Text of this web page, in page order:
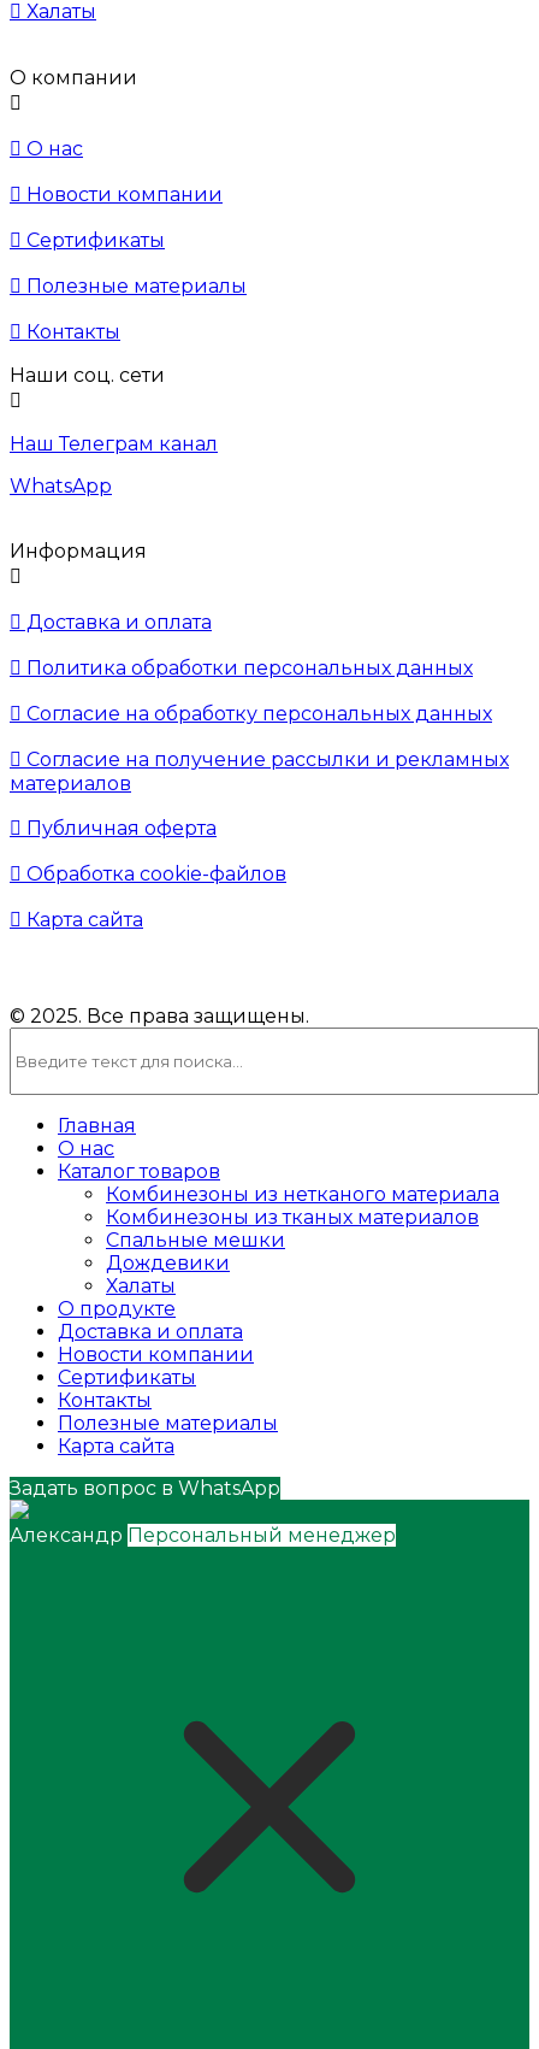
 Халаты
О компании

 О нас
 Новости компании
 Сертификаты
 Полезные материалы
 Контакты
Наши соц. сети

Наш Телеграм канал
WhatsApp
Информация

 Доставка и оплата
 Политика обработки персональных данных
 Согласие на обработку персональных данных
 Согласие на получение рассылки и рекламных
материалов
 Публичная оферта
 Обработка cookie-файлов
 Карта сайта
© 2025. Все права защищены.
Главная
О нас
Каталог товаров
Комбинезоны из нетканого материала
Комбинезоны из тканых материалов
Спальные мешки
Дождевики
Халаты
О продукте
Доставка и оплата
Новости компании
Сертификаты
Контакты
Полезные материалы
Карта сайта
Задать вопрос в WhatsApp
Александр Персональный менеджер